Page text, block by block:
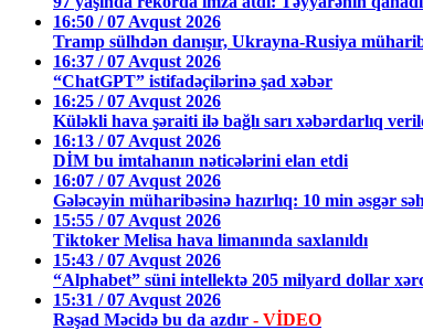
16:50 / 07 Avqust 2026
Tramp sülhdən danışır, Ukrayna-Rusiya
16:37 / 07 Avqust 2026
“ChatGPT” istifadəçilərinə şad xəbər
16:25 / 07 Avqust 2026
Küləkli hava şəraiti ilə bağlı sarı xəbərdarlıq
16:13 / 07 Avqust 2026
DİM bu imtahanın nəticələrini elan etdi
16:07 / 07 Avqust 2026
Gələcəyin müharibəsinə hazırlıq: 10 min əsgər
15:55 / 07 Avqust 2026
Tiktoker Melisa hava limanında saxlanıldı
15:43 / 07 Avqust 2026
“Alphabet” süni intellektə 205 milyard dollar
15:31 / 07 Avqust 2026
Rəşad Məcidə bu da azdır - VİDEO